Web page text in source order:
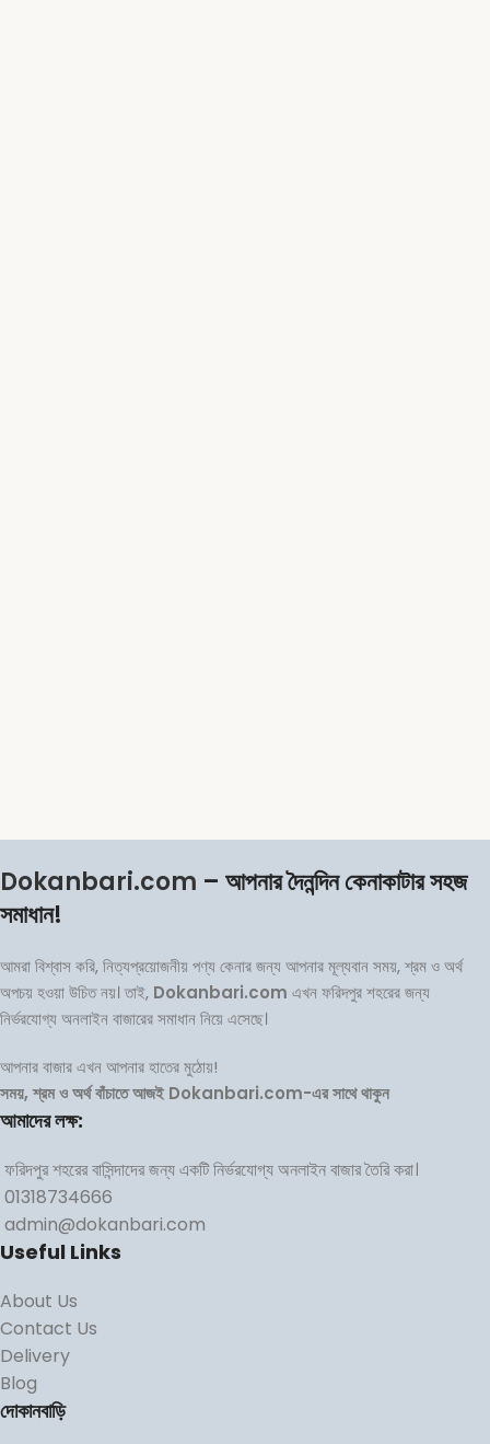
Dokanbari.com – আপনার দৈনন্দিন কেনাকাটার সহজ
সমাধান!
আমরা বিশ্বাস করি, নিত্যপ্রয়োজনীয় পণ্য কেনার জন্য আপনার মূল্যবান সময়, শ্রম ও অর্থ
অপচয় হওয়া উচিত নয়। তাই, Dokanbari.com এখন ফরিদপুর শহরের জন্য
নির্ভরযোগ্য অনলাইন বাজারের সমাধান নিয়ে এসেছে।
আপনার বাজার এখন আপনার হাতের মুঠোয়!
সময়, শ্রম ও অর্থ বাঁচাতে আজই Dokanbari.com-এর সাথে থাকুন
আমাদের লক্ষ:
ফরিদপুর শহরের বাসিন্দাদের জন্য একটি নির্ভরযোগ্য অনলাইন বাজার তৈরি করা।
01318734666
admin@dokanbari.com
Useful Links
About Us
Contact Us
Delivery
Blog
দোকানবাড়ি